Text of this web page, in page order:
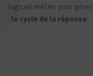
logiciel métier pour gérer
le cycle de la réponse.